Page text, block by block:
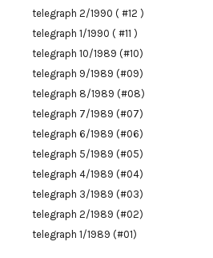
telegraph 2/1990 ( #12 )
telegraph 1/1990 ( #11 )
telegraph 10/1989 (#10)
telegraph 9/1989 (#09)
telegraph 8/1989 (#08)
telegraph 7/1989 (#07)
telegraph 6/1989 (#06)
telegraph 5/1989 (#05)
telegraph 4/1989 (#04)
telegraph 3/1989 (#03)
telegraph 2/1989 (#02)
telegraph 1/1989 (#01)